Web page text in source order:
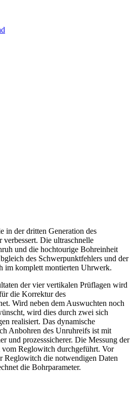
in der dritten Generation des
Die ultraschnelle
und die hochtourige Bohreinheit
des Schwerpunktfehlers und der
im komplett montierten Uhrwerk.
der vier vertikalen Prüflagen wird
die Korrektur des
Wird neben dem Auswuchten noch
wird dies durch zwei sich
realisiert. Das dynamische
Anbohren des Unruhreifs ist mit
und prozesssicherer. Die Messung der
Reglowitch durchgeführt. Vor
Reglowitch die notwendigen Daten
die Bohrparameter.